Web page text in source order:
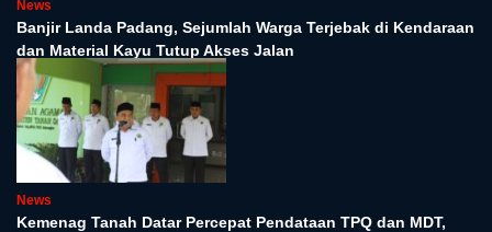
News
Banjir Landa Padang, Sejumlah Warga Terjebak di Kendaraan
dan Material Kayu Tutup Akses Jalan
News
Kemenag Tanah Datar Percepat Pendataan TPQ dan MDT,